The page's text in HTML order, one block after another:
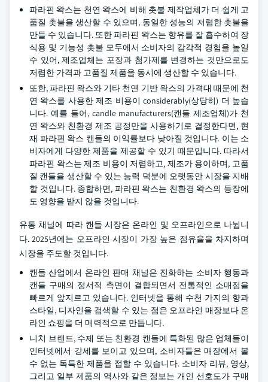
파라핀 왁스는 천연 왁스에 비해 촛불 제작업체가 더 쉽게 고
품질 촛불을 생산할 수 있으며, 동일한 성능의 저렴한 촛불을
만들 수 있습니다. 또한 파라핀 왁스는 향유를 잘 흡수하여 장
식용 및 기능성 촛불 모두에서 소비자의 감각적 경험을 높일
수 있어, 제조업체는 포장과 첨가제를 변경하는 것만으로도
저렴한 가격과 고품질 제품을 동시에 생산할 수 있습니다.
또한, 파라핀 왁스와 기타 천연 기반 왁스의 가격대 때문에 천
연 왁스를 사용한 제조 비용이 considerably(상당히) 더 높습
니다. 예를 들어, candle manufacturers(캔들 제조업체)가 천
연 왁스와 친환경 제조 공정만을 사용하기로 결정한다면, 현
재 파라핀 왁스 캔들의 이익률보다 낮아질 것입니다. 이는 소
비자에게 다양한 제품을 제공할 수 있기 때문입니다. 따라서
파라핀 왁스는 제조 비용이 저렴하고, 제조가 용이하며, 고품
질 캔들을 생산할 수 있는 능력 덕분에 오랫동안 시장을 지배
할 것입니다. 종합하면, 파라핀 왁스는 친환경 왁스의 등장에
도 영향을 받지 않을 것입니다.
유통 채널에 따라 캔들 시장은 온라인 및 오프라인으로 나뉩니
다. 2025년에는 오프라인 시장이 가장 높은 점유율을 차지하며
시장을 주도할 것입니다.
캔들 산업에서 온라인 판매 채널은 진화하는 소비자 행동과
캔들 구매의 정서적 측면이 결합되면서 전통적인 소매점을
빠르게 앞지르고 있습니다. 인터넷을 통해 수천 가지의 향과
스타일, 디자인을 검색할 수 있는 점은 오프라인 매장보다 온
라인 쇼핑을 더 매력적으로 만듭니다.
니치 브랜드, 수제 또는 친환경 캔들에 특화된 많은 업체들이
인터넷에서 강세를 보이고 있으며, 소비자들은 매장에서 볼
수 없는 독특한 제품을 접할 수 있습니다. 소비자 리뷰, 영상,
그리고 일부 제품의 역사와 같은 정보는 개인 선호도가 구매